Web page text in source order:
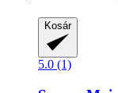
Kosár
5.0 (1)